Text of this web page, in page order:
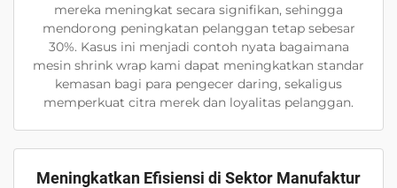
mereka meningkat secara signifikan, sehingga
mendorong peningkatan pelanggan tetap sebesar
30%. Kasus ini menjadi contoh nyata bagaimana
mesin shrink wrap kami dapat meningkatkan standar
kemasan bagi para pengecer daring, sekaligus
memperkuat citra merek dan loyalitas pelanggan.
Meningkatkan Efisiensi di Sektor Manufaktur